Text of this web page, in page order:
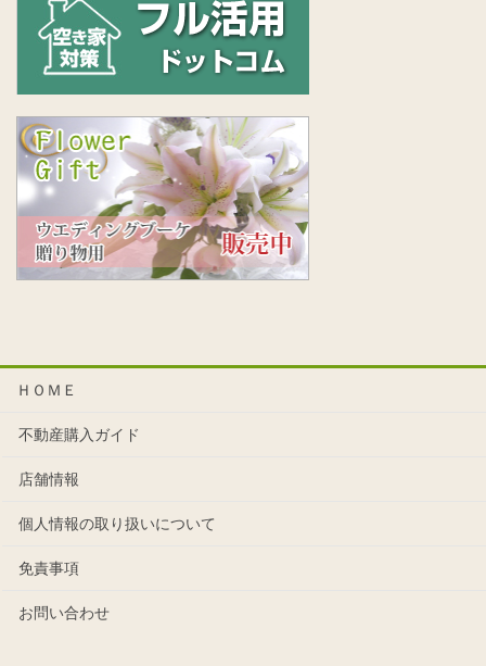
ＨＯＭＥ
不動産購入ガイド
店舗情報
個人情報の取り扱いについて
免責事項
お問い合わせ